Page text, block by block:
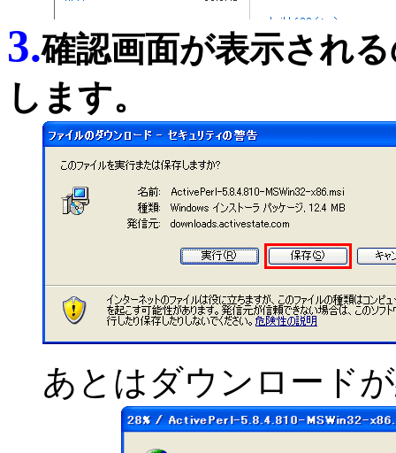
3.確認画面が表示され
します。
あとはダウンロード